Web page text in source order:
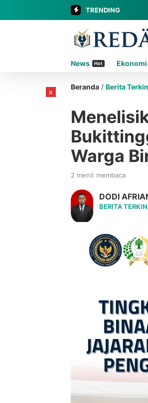
TRENDING
News Hot Ekonomi
Beranda / Berita
Warga
2 menit membaca
DODI
BERITA
x